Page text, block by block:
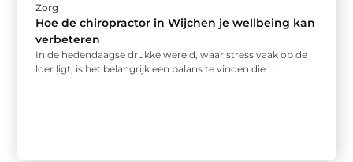
Zorg
Hoe de chiropractor in Wijchen je wellbeing kan
verbeteren
In de hedendaagse drukke wereld, waar stress vaak op de
loer ligt, is het belangrijk een balans te vinden die ...